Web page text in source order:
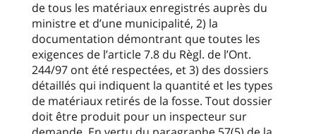
de tous les matériaux enregistrés auprès du
ministre et d’une municipalité, 2) la
documentation démontrant que toutes les
exigences de l’article 7.8 du Règl. de l’Ont.
244/97 ont été respectées, et 3) des dossiers
détaillés qui indiquent la quantité et les types
de matériaux retirés de la fosse. Tout dossier
doit être produit pour un inspecteur sur